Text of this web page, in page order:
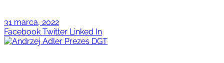
31 marca, 2022
Facebook Twitter Linked In